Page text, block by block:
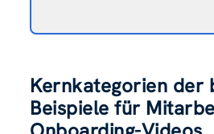
Kernkategorien der
Beispiele für